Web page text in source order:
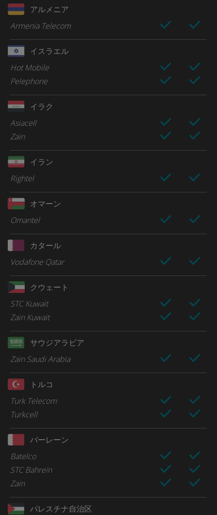
アルメニア
Armenia Telecom
イスラエル
Hot Mobile
Pelephone
イラク
Asiacell
Zain
イラン
Rightel
オマーン
Omantel
カタール
Vodafone Qatar
クウェート
STC Kuwait
Zain Kuwait
サウジアラビア
Zain Saudi Arabia
トルコ
Turk Telecom
Turkcell
バーレーン
Batelco
STC Bahreïn
Zain
パレスチナ自治区